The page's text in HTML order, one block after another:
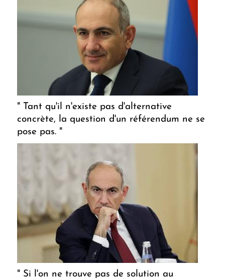
" Tant qu'il n'existe pas d'alternative
concrète, la question d'un référendum ne se
pose pas. "
" Si l'on ne trouve pas de solution au